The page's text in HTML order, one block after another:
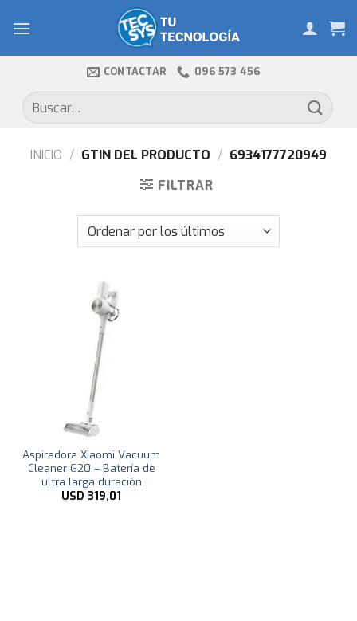
CONTACTAR 096 573 456
Buscar
por:
INICIO / GTIN DEL PRODUCTO / 6934177720949
FILTRAR
Aspiradora Xiaomi Vacuum
Cleaner G20 – Batería de
ultra larga duración
USD 319,01